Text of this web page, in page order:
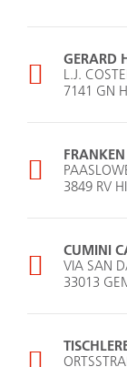
GERARD
L.J.
7141 GN
3849 RV
CUMINI
VIA SAN
33013